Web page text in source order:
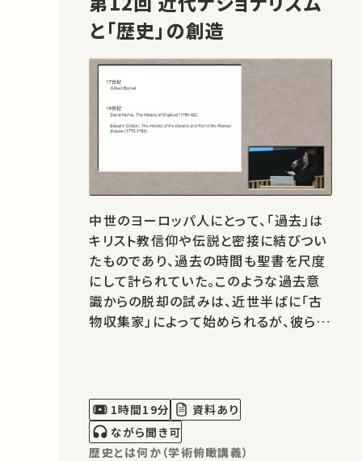
と「歴史」の創造
中世のヨーロッパ人にとって、「過去」は
キリスト教信仰や伝説と密接に結びつい
たものであり、過去の時間も聖書を尺度
にして計られていた。このような過去意
識からの脱却の試みは、近世半ばに「古
物収集家」によって始められるが、彼らの
立以前に、ヨーロッパの人々がどのよう
に「過去」をみていたのかを紹介す…
1時間19分
資料あり
ながら聞き可
歴史とは何か（学術俯瞰講義）